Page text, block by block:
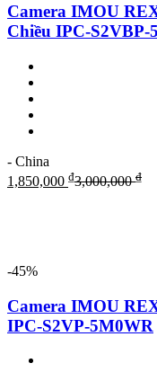
Camera IMOU
Chiều IPC-S2VBP-
- China
1,850,000 ₫3,000,000₫
-45%
Camera IMOU
IPC-S2VP-5M0WR